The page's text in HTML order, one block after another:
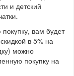
и детский
вам будет
в 5% на
можно
покупку на